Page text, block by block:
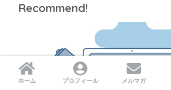
Recommend!
ホーム プロフィール メルマガ